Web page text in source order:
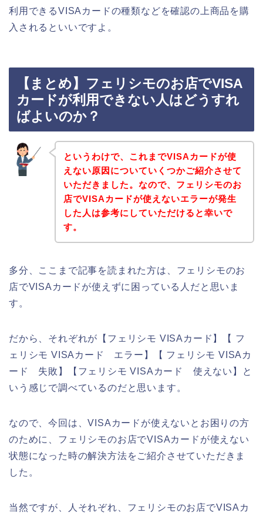
利用できるVISAカードの種類などを確認の上商品を購
入されるといいですよ。
【まとめ】フェリシモのお店でVISA
カードが利用できない人はどうすれ
ばよいのか？
というわけで、これまでVISAカードが使
えない原因についていくつかご紹介させて
いただきました。なので、フェリシモのお
店でVISAカードが使えないエラーが発生
した人は参考にしていただけると幸いで
す。
多分、ここまで記事を読まれた方は、フェリシモのお
店でVISAカードが使えずに困っている人だと思いま
す。
だから、それぞれが【フェリシモ VISAカード】【 フ
ェリシモ VISAカード エラー】【 フェリシモ VISAカ
ード 失敗】【フェリシモ VISAカード 使えない】と
いう感じで調べているのだと思います。
なので、今回は、VISAカードが使えないとお困りの方
のために、フェリシモのお店でVISAカードが使えない
状態になった時の解決方法をご紹介させていただきま
した。
当然ですが、人それぞれ、フェリシモのお店でVISAカ